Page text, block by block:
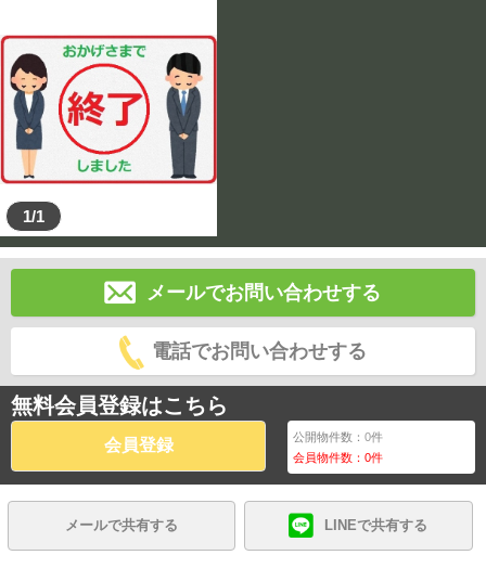
1/1
メールでお問い合わせする
電話でお問い合わせする
無料会員登録はこちら
会員登録 公開物件数：0件
会員物件数：0件
メールで共有する LINEで共有する